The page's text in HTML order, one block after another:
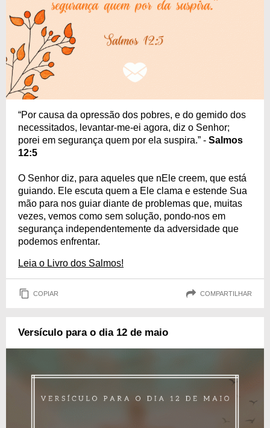
“Por causa da opressão dos pobres, e do gemido dos
necessitados, levantar-me-ei agora, diz o Senhor;
porei em segurança quem por ela suspira.” - Salmos
12:5
O Senhor diz, para aqueles que nEle creem, que está
guiando. Ele escuta quem a Ele clama e estende Sua
mão para nos guiar diante de problemas que, muitas
vezes, vemos como sem solução, pondo-nos em
segurança independentemente da adversidade que
podemos enfrentar.
Leia o Livro dos Salmos!
COPIAR COMPARTILHAR
Versículo para o dia 12 de maio